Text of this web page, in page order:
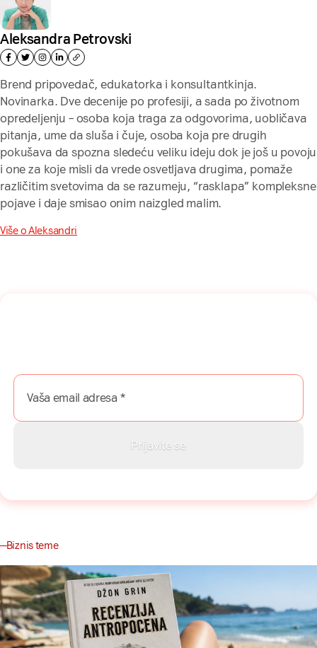
Aleksandra Petrovski
Brend pripovedač, edukatorka i konsultantkinja.
Novinarka. Dve decenije po profesiji, a sada po životnom
opredeljenju – osoba koja traga za odgovorima, uobličava
pitanja, ume da sluša i čuje, osoba koja pre drugih
pokušava da spozna sledeću veliku ideju dok je još u povoju
i one za koje misli da vrede osvetljava drugima, pomaže
različitim svetovima da se razumeju, “rasklapa” kompleksne
pojave i daje smisao onim naizgled malim.
Više o Aleksandri
Biznis teme